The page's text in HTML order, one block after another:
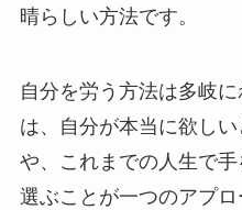
晴らしい方法です。
自分を労う方法は多岐
は、自分が本当に欲し
や、これまでの人生で
選ぶことが一つのアプロ